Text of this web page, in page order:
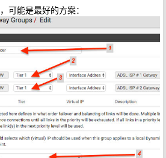
可能是最好的方案：